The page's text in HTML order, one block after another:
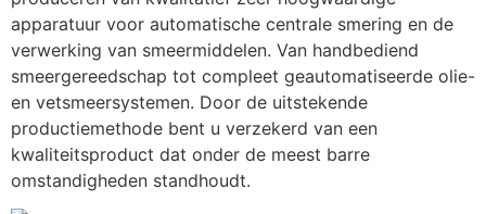
apparatuur voor automatische centrale smering en de
verwerking van smeermiddelen. Van handbediend
smeergereedschap tot compleet geautomatiseerde olie-
en vetsmeersystemen. Door de uitstekende
productiemethode bent u verzekerd van een
kwaliteitsproduct dat onder de meest barre
omstandigheden standhoudt.